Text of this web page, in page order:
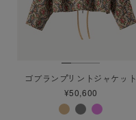
ゴブランプリントジャケット
¥50,600